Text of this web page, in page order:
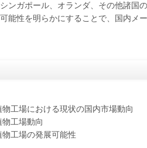
ンガポール、オランダ、その他諸国
能性を明らかにすることで、国内メ
工場における現状の国内市場動向
工場動向
工場の発展可能性